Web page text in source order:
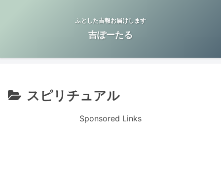
ふとした吉報お届けします
吉ぽーたる
スピリチュアル
Sponsored Links